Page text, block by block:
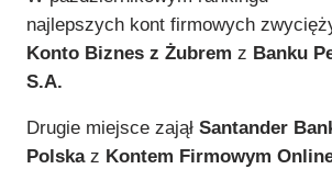
najlepszych kont firmowych
Konto Biznes z Żubrem z Banku
S.A.
Drugie miejsce zajął Santander
Polskaz Kontem Firmowym